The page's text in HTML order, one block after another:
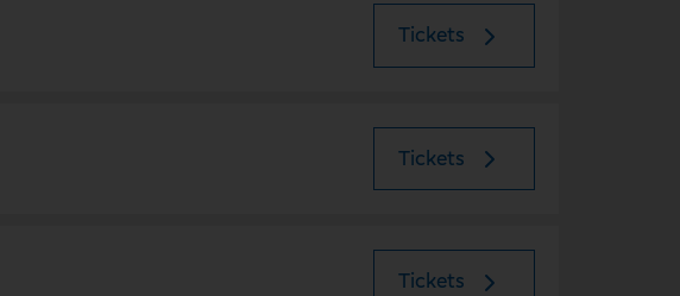
Tickets
Tickets
Tickets